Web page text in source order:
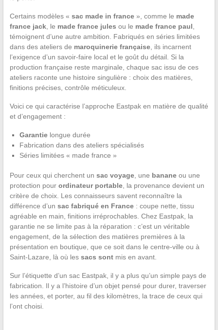
Certains modèles « sac made in france», comme le made
france jack, le made france jules ou le made france paul
témoignent d’une autre ambition. Fabriqués en séries limitées
dans des ateliers de maroquinerie française, ils incarnent
l’exigence d’un savoir-faire local et le goût du détail. Si la
production française reste marginale, chaque sac issu de ces
ateliers raconte une histoire singulière : choix des matières,
finitions précises, contrôle méticuleux.
Voici ce qui caractérise l’approche Eastpak en matière de qualité
et d’engagement :
Garantielongue durée
Fabrication dans des ateliers spécialisés
Séries limitées « made france »
Pour ceux qui cherchent un sac voyage, une bananeou une
protection pour ordinateur portable, la provenance devient un
critère de choix. Les connaisseurs savent reconnaître la
différence d’un sac fabriqué en France: coupe nette, tissu
agréable en main, finitions irréprochables. Chez Eastpak, la
garantie ne se limite pas à la réparation : c’est un véritable
engagement, de la sélection des matières premières à la
présentation en boutique, que ce soit dans le centre-ville ou à
Saint-Lazare, là où les sacs sontmis en avant.
Sur l’étiquette d’un sac Eastpak, il y a plus qu’un simple pays de
fabrication. Il y a l’histoire d’un objet pensé pour durer, traverser
les années, et porter, au fil des kilomètres, la trace de ceux qui
l’ont choisi.